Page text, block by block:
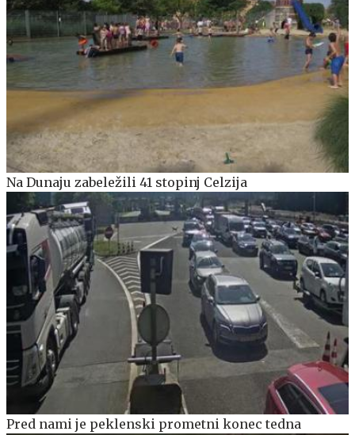
Na Dunaju zabeležili 41 stopinj Celzija
Pred nami je peklenski prometni konec tedna